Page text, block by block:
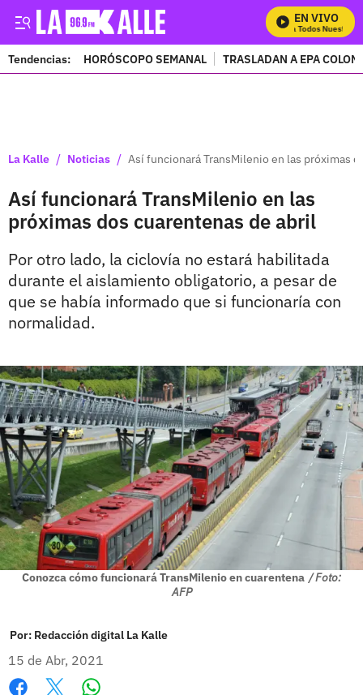
EN VIVO
Mira Todos Nuestros
Tendencias: HORÓSCOPO SEMANAL TRASLADAN A EPA
La Kalle / Noticias / Así funcionará TransMilenio en las próximas
Así funcionará TransMilenio en las
próximas dos cuarentenas de abril
Por otro lado, la ciclovía no estará habilitada
durante el aislamiento obligatorio, a pesar de
que se había informado que si funcionaría con
normalidad.
Conozca cómo funcionará TransMilenio en cuarentena / Foto:
AFP
Por: Redacción digital La Kalle
15 de Abr, 2021